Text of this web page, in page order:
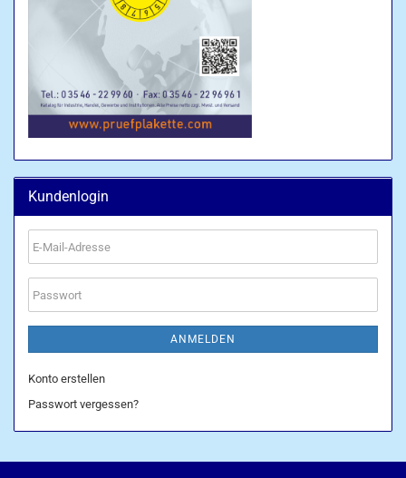
Kundenlogin
E-
Mail-
Adresse
Passwort
ANMELDEN
Konto erstellen
Passwort vergessen?